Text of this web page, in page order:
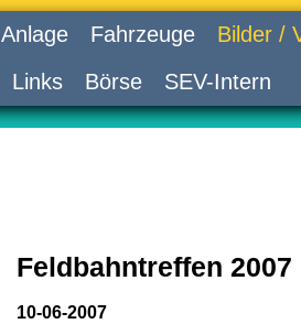
Anlage Fahrzeuge
Bilder /
Links Börse SEV-Intern
Feldbahntreffen 2007
10-06-2007